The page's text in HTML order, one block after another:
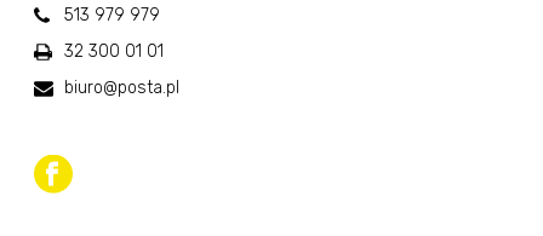
513 979 979
32 300 01 01
biuro@posta.pl